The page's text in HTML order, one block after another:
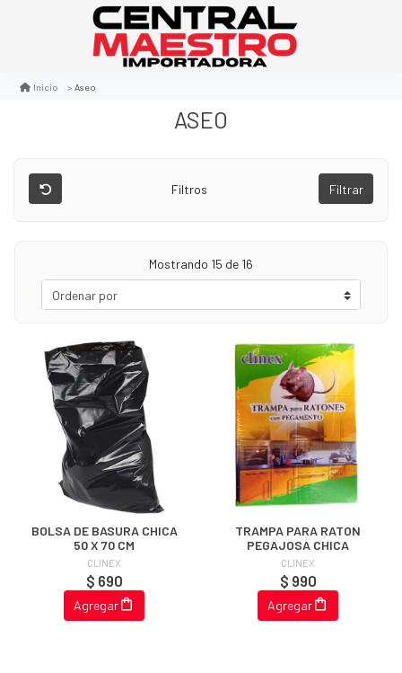
Inicio Aseo
ASEO
Filtros Filtrar
Mostrando 15 de 16
BOLSA DE BASURA CHICA
50 X 70 CM
CLINEX
$ 690
Agregar
TRAMPA PARA RATON
PEGAJOSA CHICA
CLINEX
$ 990
Agregar